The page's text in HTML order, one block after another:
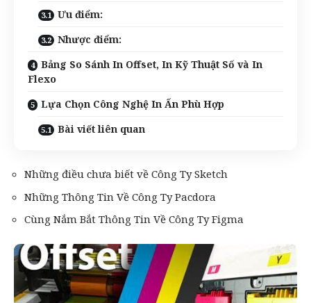
Ưu điểm:
Nhược điểm:
Bảng So Sánh In Offset, In Kỹ Thuật Số và In
Flexo
Lựa Chọn Công Nghệ In Ấn Phù Hợp
Bài viết liên quan
Những điều chưa biết về Công Ty Sketch
Những Thông Tin Về Công Ty Pacdora
Cùng Nắm Bắt Thông Tin Về Công Ty Figma